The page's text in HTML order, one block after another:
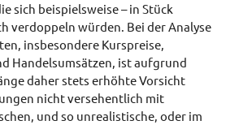
sich beispielsweise – in Stück
verdoppeln würden. Bei der Analyse
insbesondere Kurspreise,
Handelsumsätzen, ist aufgrund
daher stets erhöhte Vorsicht
nicht versehentlich mit
und so unrealistische, oder im